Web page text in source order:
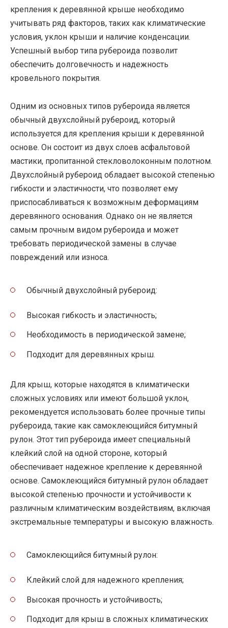
крепления к деревянной крыше необходимо
учитывать ряд факторов, таких как климатические
условия, уклон крыши и наличие конденсации.
Успешный выбор типа рубероида позволит
обеспечить долговечность и надежность
кровельного покрытия.
Одним из основных типов рубероида является
обычный двухслойный рубероид, который
используется для крепления крыши к деревянной
основе. Он состоит из двух слоев асфальтовой
мастики, пропитанной стекловолоконным полотном.
Двухслойный рубероид обладает высокой степенью
гибкости и эластичности, что позволяет ему
приспосабливаться к возможным деформациям
деревянного основания. Однако он не является
самым прочным видом рубероида и может
требовать периодической замены в случае
повреждений или износа.
Обычный двухслойный рубероид:
Высокая гибкость и эластичность;
Необходимость в периодической замене;
Подходит для деревянных крыш.
Для крыш, которые находятся в климатически
сложных условиях или имеют большой уклон,
рекомендуется использовать более прочные типы
рубероида, такие как самоклеющийся битумный
рулон. Этот тип рубероида имеет специальный
клейкий слой на одной стороне, который
обеспечивает надежное крепление к деревянной
основе. Самоклеющийся битумный рулон обладает
высокой степенью прочности и устойчивости к
различным климатическим воздействиям, включая
экстремальные температуры и высокую влажность.
Самоклеющийся битумный рулон:
Клейкий слой для надежного крепления;
Высокая прочность и устойчивость;
Подходит для крыш в сложных климатических